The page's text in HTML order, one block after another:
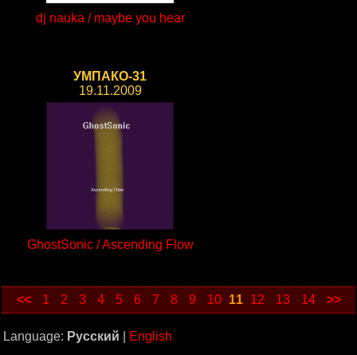
dj nauka / maybe you hear
УМПАКО-31
19.11.2009
GhostSonic / Ascending Flow
<< 1 2 3 4 5 6 7 8 9 10 11 12 13 14 >>
Language: Русский English